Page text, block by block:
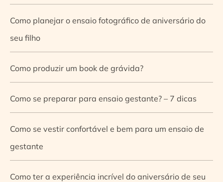
Como planejar o ensaio fotográfico de aniversário do
seu filho
Como produzir um book de grávida?
Como se preparar para ensaio gestante? – 7 dicas
Como se vestir confortável e bem para um ensaio de
gestante
Como ter a experiência incrível do aniversário de seu